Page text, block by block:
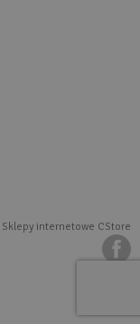
Sklepy internetowe CStore